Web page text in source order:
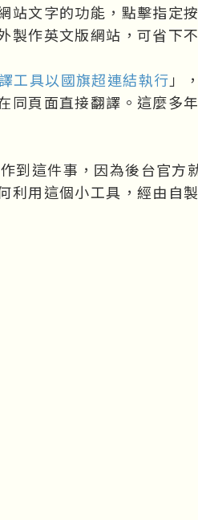
站文字的功能，點擊指定
製作英文版網站，可省下
工具以國旗超連結執行 」
同頁面直接翻譯。這麼多
這件事，因為後台官方
利用這個小工具，經由自